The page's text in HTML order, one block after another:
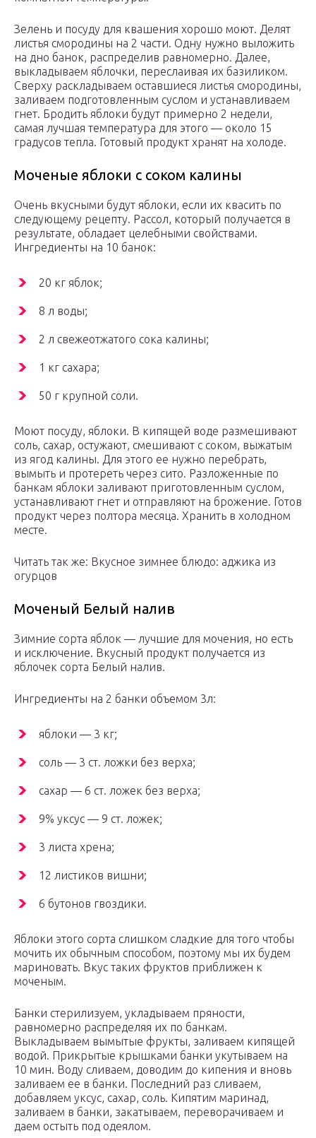
Зелень и посуду для квашения хорошо моют. Делят
листья смородины на 2 части. Одну нужно выложить
на дно банок, распределив равномерно. Далее,
выкладываем яблочки, переслаивая их базиликом.
Сверху раскладываем оставшиеся листья смородины,
заливаем подготовленным суслом и устанавливаем
гнет. Бродить яблоки будут примерно 2 недели,
самая лучшая температура для этого — около 15
градусов тепла. Готовый продукт хранят на холоде.
Моченые яблоки с соком калины
Очень вкусными будут яблоки, если их квасить по
следующему рецепту. Рассол, который получается в
результате, обладает целебными свойствами.
Ингредиенты на 10 банок:
20 кг яблок;
8 л воды;
2 л свежеотжатого сока калины;
1 кг сахара;
50 г крупной соли.
Моют посуду, яблоки. В кипящей воде размешивают
соль, сахар, остужают, смешивают с соком, выжатым
из ягод калины. Для этого ее нужно перебрать,
вымыть и протереть через сито. Разложенные по
банкам яблоки заливают приготовленным суслом,
устанавливают гнет и отправляют на брожение. Готов
продукт через полтора месяца. Хранить в холодном
месте.
Читать так же: Вкусное зимнее блюдо: аджика из
огурцов
Моченый Белый налив
Зимние сорта яблок — лучшие для мочения, но есть
и исключение. Вкусный продукт получается из
яблочек сорта Белый налив.
Ингредиенты на 2 банки объемом 3л:
яблоки — 3 кг;
соль — 3 ст. ложки без верха;
сахар — 6 ст. ложек без верха;
9% уксус — 9 ст. ложек;
3 листа хрена;
12 листиков вишни;
6 бутонов гвоздики.
Яблоки этого сорта слишком сладкие для того чтобы
мочить их обычным способом, поэтому мы их будем
мариновать. Вкус таких фруктов приближен к
моченым.
Банки стерилизуем, укладываем пряности,
равномерно распределяя их по банкам.
Выкладываем вымытые фрукты, заливаем кипящей
водой. Прикрытые крышками банки укутываем на
10 мин. Воду сливаем, доводим до кипения и вновь
заливаем ее в банки. Последний раз сливаем,
добавляем уксус, сахар, соль. Кипятим маринад,
заливаем в банки, закатываем, переворачиваем и
даем остыть под одеялом.